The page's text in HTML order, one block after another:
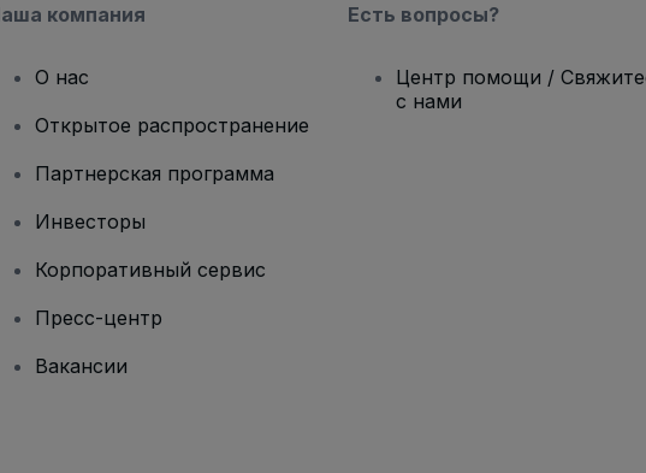
компания
О нас
Открытое распространение
Партнерская программа
Инвесторы
Корпоративный сервис
Пресс-центр
Вакансии
Есть вопросы?
Центр помощи /
с нами